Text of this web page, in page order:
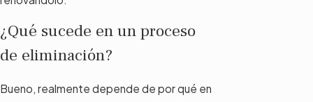
¿Qué sucede en un proceso
de eliminación?
Bueno, realmente depende de por qué en